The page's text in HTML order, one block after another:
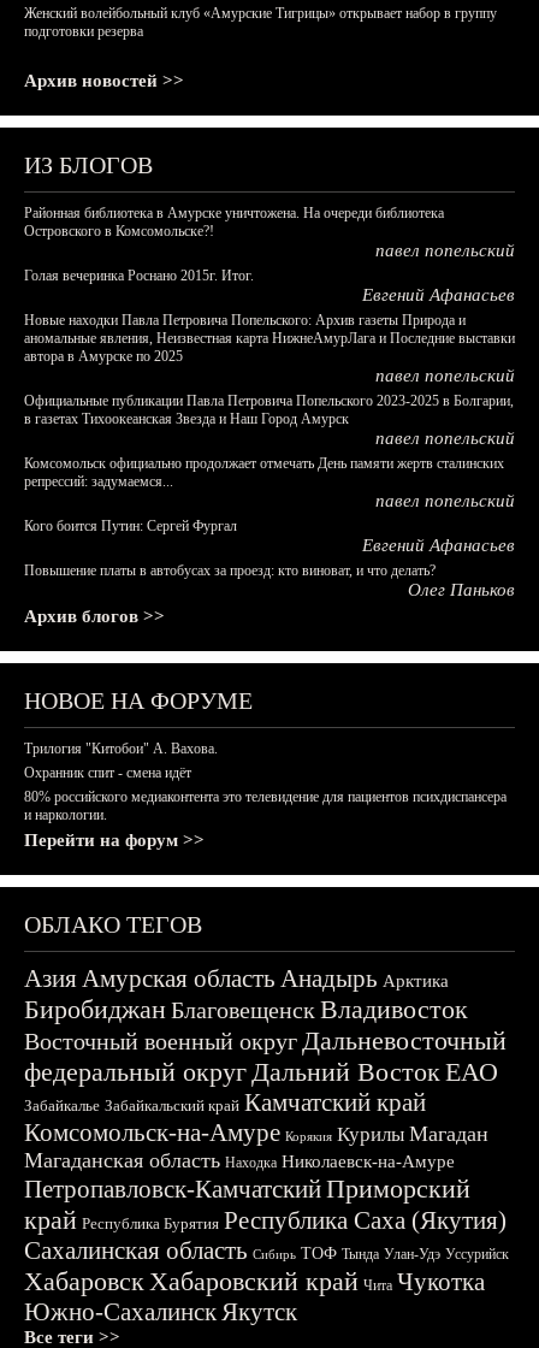
Женский волейбольный клуб «Амурские Тигрицы» открывает набор в группу
подготовки резерва
Архив новостей >>
ИЗ БЛОГОВ
Районная библиотека в Амурске уничтожена. На очереди библиотека
Островского в Комсомольске?!
павел попельский
Голая вечеринка Роснано 2015г. Итог.
Евгений Афанасьев
Новые находки Павла Петровича Попельского: Архив газеты Природа и
аномальные явления, Неизвестная карта НижнеАмурЛага и Последние выставки
автора в Амурске по 2025
павел попельский
Официальные публикации Павла Петровича Попельского 2023-2025 в Болгарии,
в газетах Тихоокеанская Звезда и Наш Город Амурск
павел попельский
Комсомольск официально продолжает отмечать День памяти жертв сталинских
репрессий: задумаемся...
павел попельский
Кого боится Путин: Сергей Фургал
Евгений Афанасьев
Повышение платы в автобусах за проезд: кто виноват, и что делать?
Олег Паньков
Архив блогов >>
НОВОЕ НА ФОРУМЕ
Трилогия "Китобои" А. Вахова.
Охранник спит - смена идёт
80% российского медиаконтента это телевидение для пациентов психдиспансера
и наркологии.
Перейти на форум >>
ОБЛАКО ТЕГОВ
АзияАмурская область Анадырь Арктика
БиробиджанБлаговещенскВладивосток
Восточный военный округДальневосточный
федеральный округДальний ВостокЕАО
Забайкалье Забайкальский край Камчатский край
Комсомольск-на-Амуре Корякия Курилы Магадан
Магаданская область Находка Николаевск-на-Амуре
Петропавловск-КамчатскийПриморский
край Республика Бурятия Республика Саха (Якутия)
Сахалинская область Сибирь ТОФ Тында Улан-Удэ Уссурийск
ХабаровскХабаровский край Чита Чукотка
Южно-СахалинскЯкутск
Все теги >>